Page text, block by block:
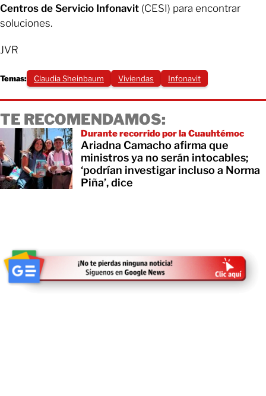
Centros de Servicio Infonavit (CESI) para encontrar
soluciones.
JVR
Temas: Claudia Sheinbaum Viviendas Infonavit
TE RECOMENDAMOS:
Durante recorrido por la Cuauhtémoc
Ariadna Camacho afirma que
ministros ya no serán intocables;
‘podrían investigar incluso a Norma
Piña’, dice